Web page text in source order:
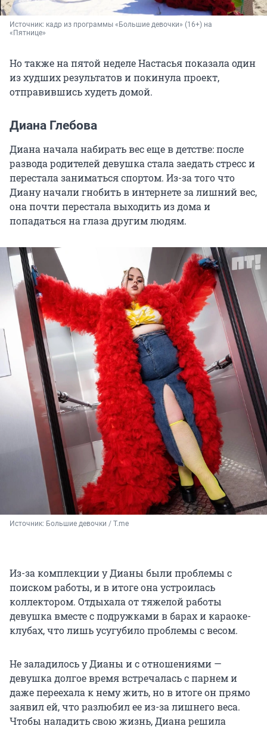
Источник: кадр из программы «Большие девочки» (16+) на
«Пятнице»
Но также на пятой неделе Настасья показала один
из худших результатов и покинула проект,
отправившись худеть домой.
Диана Глебова
Диана начала набирать вес еще в детстве: после
развода родителей девушка стала заедать стресс и
перестала заниматься спортом. Из-за того что
Диану начали гнобить в интернете за лишний вес,
она почти перестала выходить из дома и
попадаться на глаза другим людям.
Источник: Большие девочки / T.me
Из-за комплекции у Дианы были проблемы с
поиском работы, и в итоге она устроилась
коллектором. Отдыхала от тяжелой работы
девушка вместе с подружками в барах и караоке-
клубах, что лишь усугубило проблемы с весом.
Не заладилось у Дианы и с отношениями —
девушка долгое время встречалась с парнем и
даже переехала к нему жить, но в итоге он прямо
заявил ей, что разлюбил ее из-за лишнего веса.
Чтобы наладить свою жизнь, Диана решила